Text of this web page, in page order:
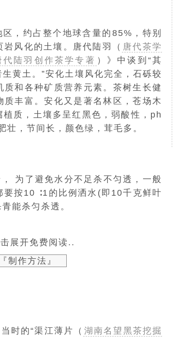
，约占整个地球含量的85%，特别
风化的土壤。唐代陆羽（ 唐代茶学
代陆羽创作茶学专著 ）》中谈到“其
黄土。”安化土壤风化完全，石砾较
质和各种矿质营养 元素。茶树生长健
丰富。安化又是著名林区，苍场木
质，土壤多呈红黑色，弱酸性，ph
，节间长，颜色绿，茸毛多。
为了避免水分不足杀不匀透，一般
按10 ∶1的比例洒水(即10千克鲜叶
能杀匀杀透。
展开免费阅读..
制作方法』
时的“渠江薄片（ 湖南名望黑茶挖掘